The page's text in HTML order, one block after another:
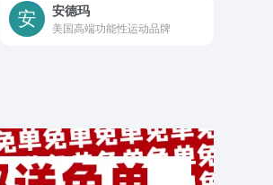
安德玛
美国高端功能性运动品牌